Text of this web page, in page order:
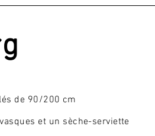
de 90/200 cm
et un sèche-serviette